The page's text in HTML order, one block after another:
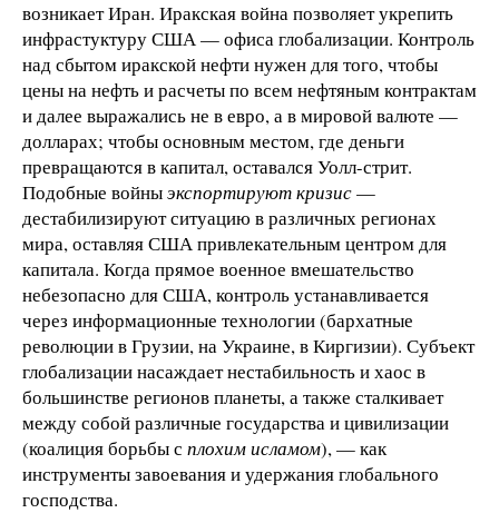
возникает Иран. Иракская война позволяет укрепить
инфрастуктуру США — офиса глобализации. Контроль
над сбытом иракской нефти нужен для того, чтобы
цены на нефть и расчеты по всем нефтяным контрактам
и далее выражались не в евро, а в мировой валюте —
долларах; чтобы основным местом, где деньги
превращаются в капитал, оставался Уолл-стрит.
Подобные войныэкспортируют кризис—
дестабилизируют ситуацию в различных регионах
мира, оставляя США привлекательным центром для
капитала. Когда прямое военное вмешательство
небезопасно для США, контроль устанавливается
через информационные технологии (бархатные
революции в Грузии, на Украине, в Киргизии). Субъект
глобализации насаждает нестабильность и хаос в
большинстве регионов планеты, а также сталкивает
между собой различные государства и цивилизации
(коалиция борьбы с плохим исламом), — как
инструменты завоевания и удержания глобального
господства.